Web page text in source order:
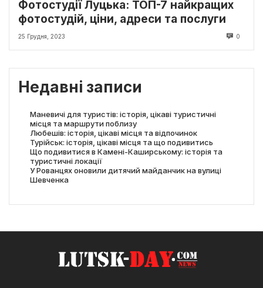
Фотостудії Луцька: ТОП-7 найкращих
фотостудій, ціни, адреси та послуги
25 Грудня, 2023 0
Недавні записи
Маневичі для туристів: історія, цікаві туристичні
місця та маршрути поблизу
Любешів: історія, цікаві місця та відпочинок
Турійськ: історія, цікаві місця та що подивитись
Що подивитися в Камені-Каширському: історія та
туристичні локації
У Рованцях оновили дитячий майданчик на вулиці
Шевченка